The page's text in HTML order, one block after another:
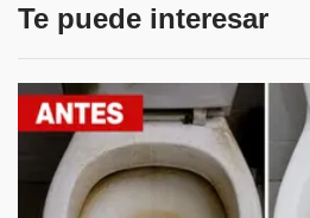
Te puede interesar